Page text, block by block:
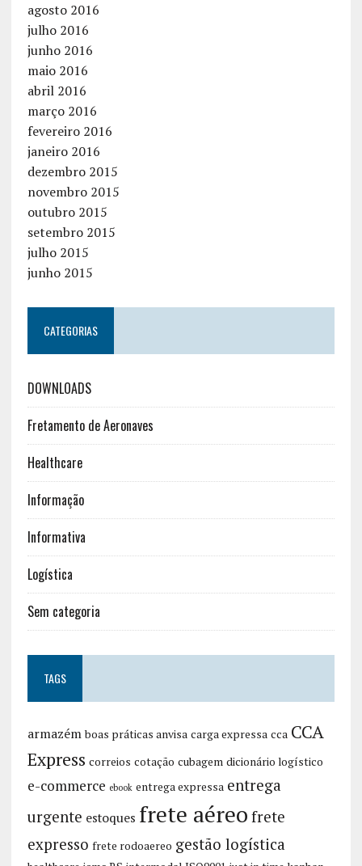
agosto 2016
julho 2016
junho 2016
maio 2016
abril 2016
março 2016
fevereiro 2016
janeiro 2016
dezembro 2015
novembro 2015
outubro 2015
setembro 2015
julho 2015
junho 2015
CATEGORIAS
DOWNLOADS
Fretamento de Aeronaves
Healthcare
Informação
Informativa
Logística
Sem categoria
TAGS
armazém boas práticas anvisa carga expressa cca CCA
Express correios cotação cubagem dicionário logístico
e-commerce ebook entrega expressa entrega
urgente estoques frete aéreo frete
expresso frete rodoaereo gestão logística